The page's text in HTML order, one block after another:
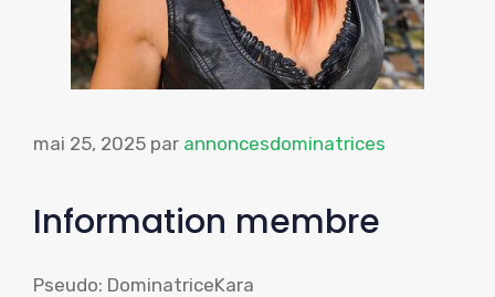
mai 25, 2025 par annoncesdominatrices
Information membre
Pseudo: DominatriceKara